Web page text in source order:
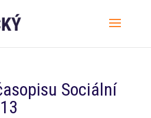
Sociální